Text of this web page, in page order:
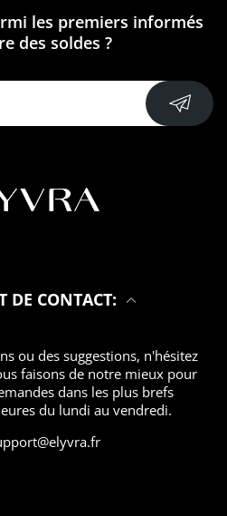
les premiers informés
des soldes ?
DE CONTACT:
ou des suggestions, n'hésitez
faisons de notre mieux pour
dans les plus brefs
du lundi au vendredi.